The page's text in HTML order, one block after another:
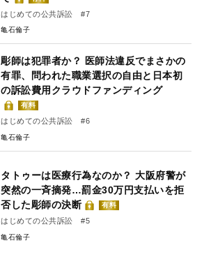
はじめての公共訴訟 #7
亀石倫子
彫師は犯罪者か？ 医師法違反でまさかの
有罪、問われた職業選択の自由と日本初
の訴訟費用クラウドファンディング
有料
はじめての公共訴訟 #6
亀石倫子
タトゥーは医療行為なのか？ 大阪府警が
突然の一斉摘発…罰金30万円支払いを拒
否した彫師の決断
有料
はじめての公共訴訟 #5
亀石倫子